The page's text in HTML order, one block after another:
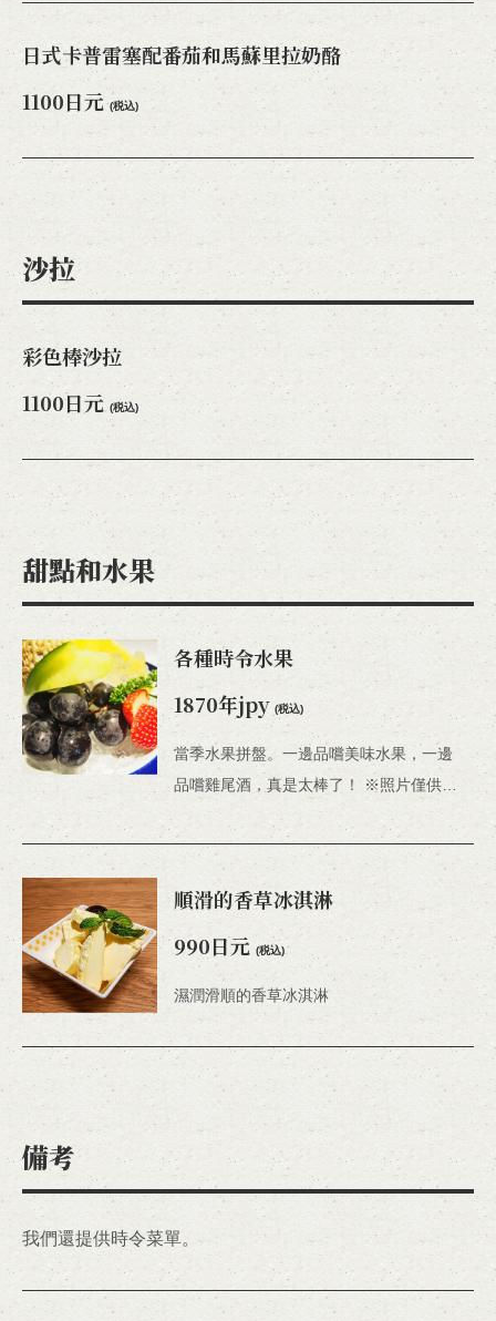
日式卡普雷塞配番茄和馬蘇里拉奶酪
1100日元 (税込)
沙拉
彩色棒沙拉
1100日元 (税込)
甜點和水果
各種時令水果
1870年jpy (税込)
當季水果拼盤。一邊品嚐美味水果，一邊
順滑的香草冰淇淋
990日元 (税込)
濕潤滑順的香草冰淇淋
備考
我們還提供時令菜單。